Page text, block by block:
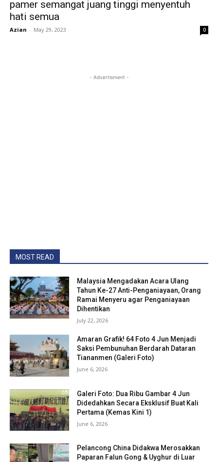
pamer semangat juang tinggi menyentuh
hati semua
Azian - May 29, 2023 0
- Advertisment -
MOST READ
Malaysia Mengadakan Acara Ulang
Tahun Ke-27 Anti-Penganiayaan, Orang
Ramai Menyeru agar Penganiayaan
Dihentikan
July 22, 2026
Amaran Grafik! 64 Foto 4 Jun Menjadi
Saksi Pembunuhan Berdarah Dataran
Tiananmen (Galeri Foto)
June 6, 2026
Galeri Foto: Dua Ribu Gambar 4 Jun
Didedahkan Secara Eksklusif Buat Kali
Pertama (Kemas Kini 1)
June 6, 2026
Pelancong China Didakwa Merosakkan
Paparan Falun Gong & Uyghur di Luar